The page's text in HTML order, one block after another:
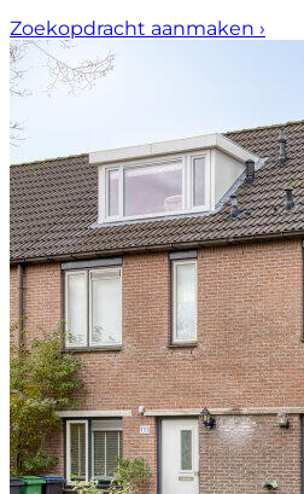
Zoekopdracht aanmaken ›